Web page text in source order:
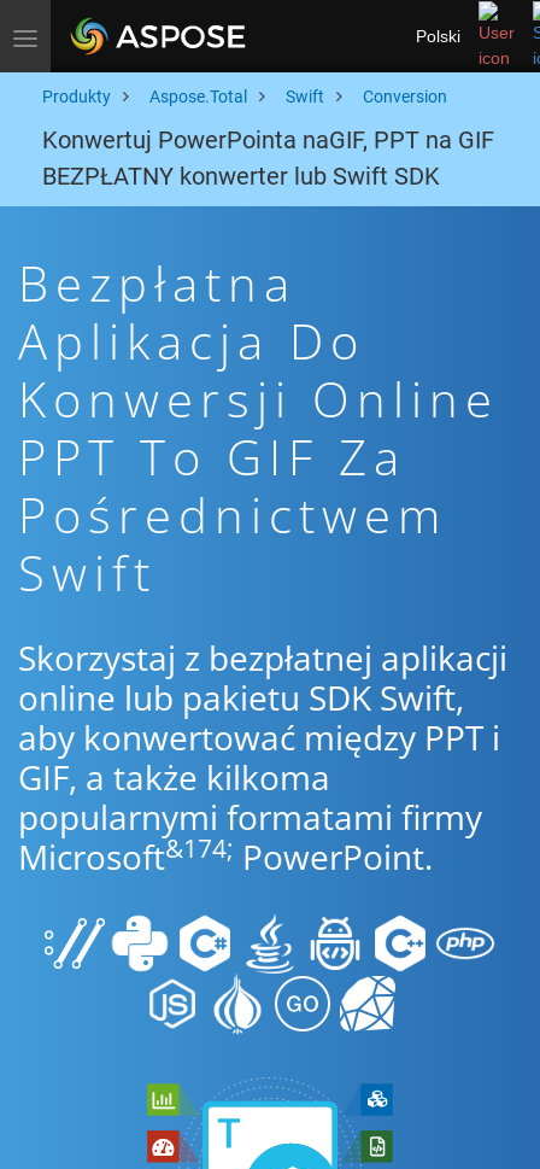
Toggle navigation Polski
Produkty Aspose.Total Swift Conversion
Konwertuj PowerPointa naGIF, PPT na GIF
BEZPŁATNY konwerter lub Swift SDK
Bezpłatna
Aplikacja Do
Konwersji Online
PPT To GIF Za
Pośrednictwem
Swift
Skorzystaj z bezpłatnej aplikacji
online lub pakietu SDK Swift,
aby konwertować między PPT i
GIF, a także kilkoma
popularnymi formatami firmy
Microsoft&174; PowerPoint.